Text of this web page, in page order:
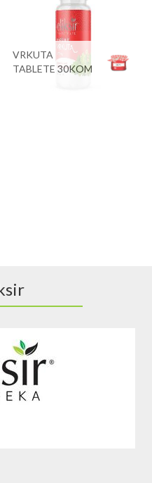
VRKUTA
TABLETE 30KOM